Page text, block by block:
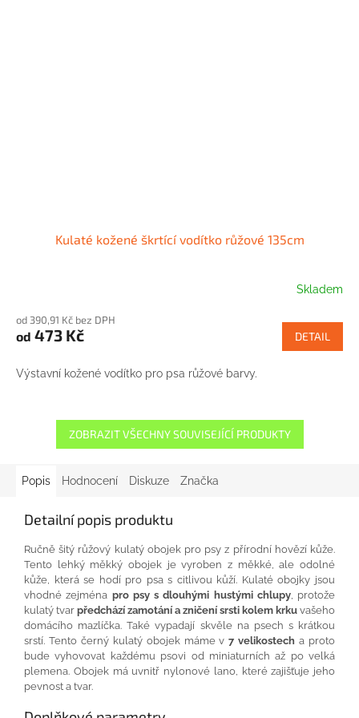
Kulaté kožené škrtící vodítko růžové 135cm
Skladem
od 390,91 Kč bez DPH
od 473 Kč DETAIL
Výstavní kožené vodítko pro psa růžové barvy.
ZOBRAZIT VŠECHNY SOUVISEJÍCÍ PRODUKTY
Popis Hodnocení Diskuze Značka
Detailní popis produktu
Ručně šitý růžový kulatý obojek pro psy z přírodní hovězí kůže.
Tento lehký měkký obojek je vyroben z měkké, ale odolné
kůže , která se hodí pro psa s citlivou kůží. Kulaté obojky jsou
vhodné zejména pro psy s dlouhými hustými chlupy, protože
kulatý tvarpředcházízamotáníazničenísrstikolemkrkuvašeho
domácího mazlíčka. Také vypadají skvěle na psech s krátkou
srstí. Tento černý kulatý obojek máme v 7 velikostech a proto
bude vyhovovat každému psovi od miniaturních až po velká
plemena. Obojek má uvnitř nylonové lano, které zajišťuje jeho
pevnostatvar.